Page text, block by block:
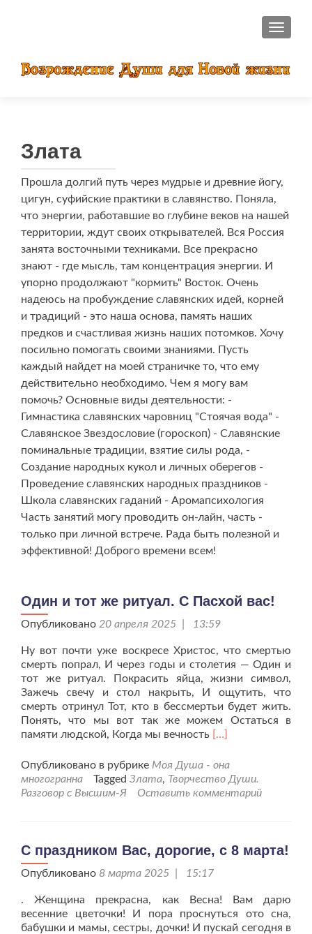
Злата
Прошла долгий путь через мудрые и древние йогу,
цигун, суфийские практики в славянство. Поняла,
что энергии, работавшие во глубине веков на нашей
территории, ждут своих открывателей. Вся Россия
занята восточными техниками. Все прекрасно
знают - где мысль, там концентрация энергии. И
упорно продолжают "кормить" Восток. Очень
надеюсь на пробуждение славянских идей, корней
и традиций - это наша основа, память наших
предков и счастливая жизнь наших потомков. Хочу
посильно помогать своими знаниями. Пусть
каждый найдет на моей страничке то, что ему
действительно необходимо. Чем я могу вам
помочь? Основные виды деятельности: -
Гимнастика славянских чаровниц "Стоячая вода" -
Славянское Звездословие (гороскоп) - Славянские
поминальные традиции, взятие силы рода, -
Создание народных кукол и личных оберегов -
Проведение славянских народных праздников -
Школа славянских гаданий - Аромапсихология
Часть занятий могу проводить он-лайн, часть -
только при личной встрече. Рада быть полезной и
эффективной! Доброго времени всем!
Один и тот же ритуал. С Пасхой вас!
Опубликовано 20 апреля 2025 | 13:59
Ну вот почти уже воскресе Христос, что смертью
смерть попрал, И через годы и столетия — Один и
тот же ритуал. Покрасить яйца, жизни символ,
Зажечь свечу и стол накрыть, И ощутить, что
смерть отринул Тот, кто в бессмертьи будет жить.
Понять, что мы вот так же можем Остаться в
памяти людской, Когда мы вечность Читать
проОдин
и
тот
Пасхой
вас!
[…]
Опубликовано в рубрике Моя Душа - она
многогранна
Tagged Злата, Творчество Души.
Разговор с Высшим-Я
Оставить комментарий
С праздником Вас, дорогие, с 8 марта!
Опубликовано 8 марта 2025 | 15:17
. Женщина прекрасна, как Весна! Вам дарю
весенние цветочки! И пора проснуться ото сна,
бабушки и мамы, сестры, дочки! И пускай сегодня в